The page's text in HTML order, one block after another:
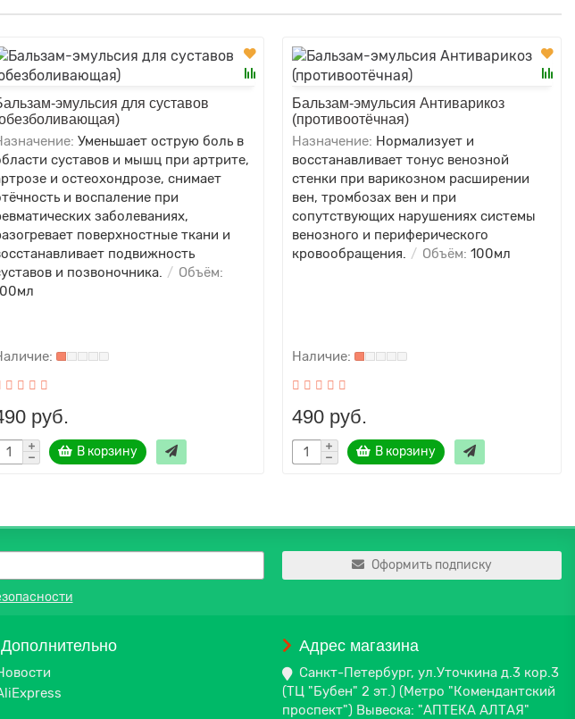
эмульсия для суставов
Уменьшает острую боль в
суставов и мышц при артрите,
и остеохондрозе, снимает
и воспаление при
заболеваниях,
поверхностные ткани и
подвижность
и позвоночника.
Объём:
руб.
В корзину
Бальзам-эмульсия Антиварикоз
(противоотёчная)
Назначение: Нормализует и
восстанавливает тонус венозной
стенки при варикозном расширении
вен, тромбозах вен и при
сопутствующих нарушениях системы
венозного и периферического
кровообращения.
Объём: 100мл
490 руб.
В корзину
Оформить подписку
Дополнительно Адрес магазина
Санкт-Петербург, ул.Уточкина д.3 кор.3
(ТЦ "Бубен" 2 эт.) (Метро "Комендантский
проспект") Вывеска: "АПТЕКА АЛТАЯ"